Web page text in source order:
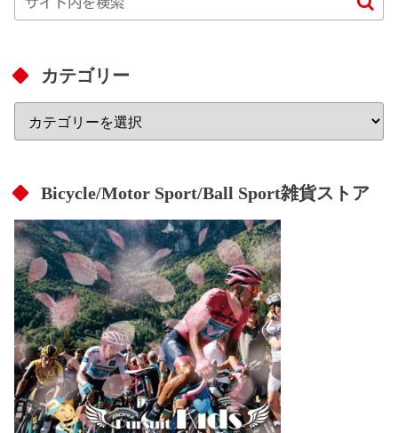
カテゴリー
Bicycle/Motor Sport/Ball Sport雑貨ストア